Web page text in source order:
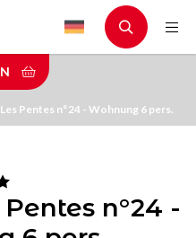
Pentes n°24 - Wohnung 6 pers.
n°24 -